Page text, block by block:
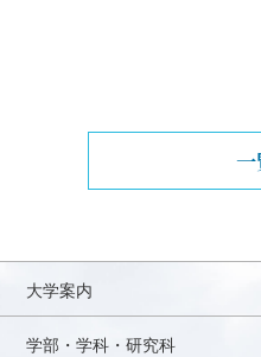
大学案内
学部・学科・研究科